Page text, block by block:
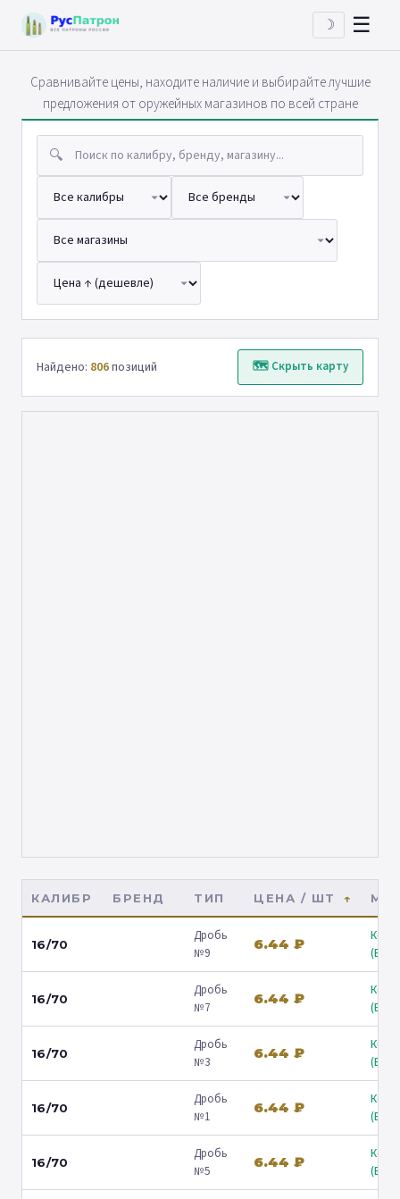
☽ ☰
Сравнивайте цены, находите наличие и выбирайте лучшие
предложения от оружейных магазинов по всей стране
🔍
Найдено: 806позиций 🗺 Скрыть карту
КАЛИБР БРЕНД ТИП ЦЕНА / ШТ
16/70
Дробь
№9
6.44 ₽
16/70
Дробь
№7
6.44 ₽
16/70
Дробь
№3
6.44 ₽
16/70
Дробь
№1
6.44 ₽
16/70
Дробь
№5
6.44 ₽